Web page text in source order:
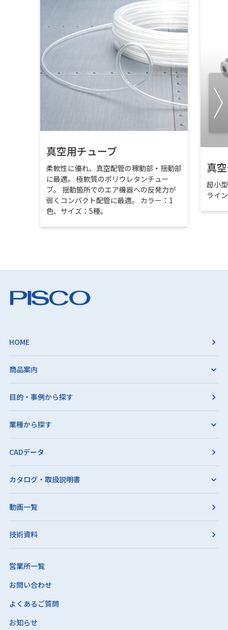
真空用チューブ
柔軟性に優れ、真空配管の稼動部・揺動部
に最適。 極軟質のポリウレタンチュー
ブ。 揺動箇所でのエア機器への反発力が
弱くコンパクト配管に最適。 カラー：1
色、サイズ：5種。
真
超小
ライ
HOME
商品案内
目的・事例から探す
業種から探す
CADデータ
カタログ・取扱説明書
動画一覧
技術資料
営業所一覧
お問い合わせ
よくあるご質問
お知らせ